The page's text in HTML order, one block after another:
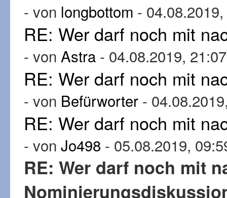
- von longbottom -
RE: Wer darf noch mit
- von Astra - 04.08.2019, 21:07
RE: Wer darf noch mit
- von Befürworter -
RE: Wer darf noch mit
- von Jo498 - 05.08.2019,
RE: Wer darf noch mit